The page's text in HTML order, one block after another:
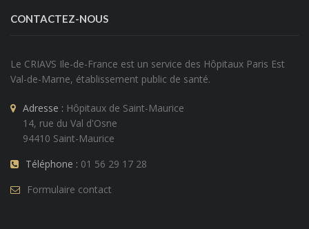
CONTACTEZ-NOUS
Le CRIAVS Ile-de-France est un service des Hôpitaux Paris Est
Val-de-Marne, établissement public de santé.
Adresse : Hôpitaux de Saint-Maurice
14, rue du Val d'Osne
94410 Saint-Maurice
Téléphone : 01 56 29 17 28
Formulaire contact